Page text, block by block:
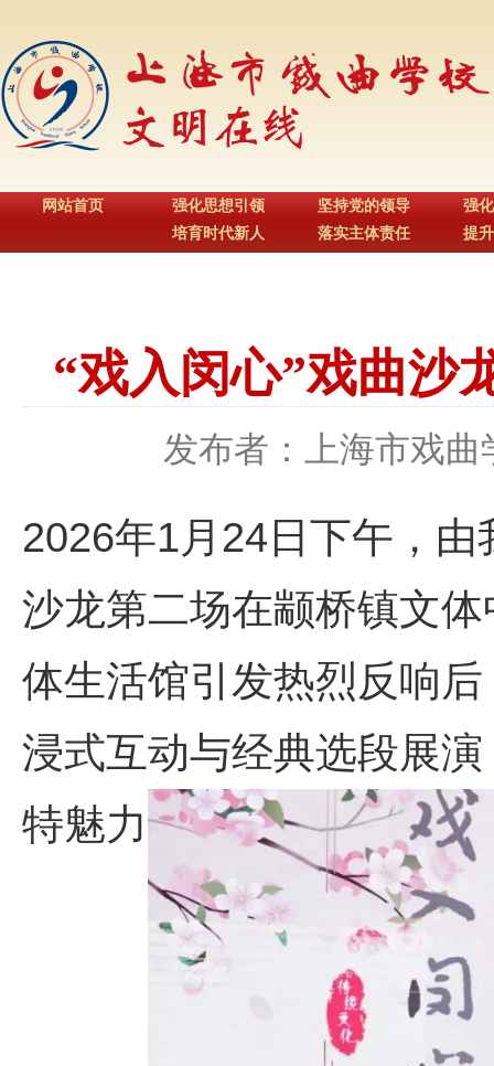
网站首页
强化思想引领
培育时代新人
坚持党的领导
落实主体责任
强
提
“戏入闵心”戏曲沙
发布者：上海市戏曲
2026年1月24日下午，由
沙龙第二场在颛桥镇文
体生活馆引发热烈反响
浸式互动与经典选段展
特魅力